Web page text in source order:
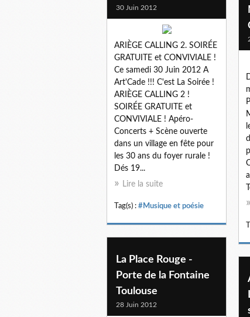
30 Juin 2012
ARIÈGE CALLING 2. SOIRÉE
GRATUITE et CONVIVIALE !
Ce samedi 30 Juin 2012 A
Art'Cade !!! C'est La Soirée !
ARIÈGE CALLING 2 !
SOIRÉE GRATUITE et
CONVIVIALE ! Apéro-
Concerts + Scène ouverte
dans un village en fête pour
les 30 ans du foyer rurale !
Dés 19...
Lire la suite
Tag(s) : #Musique et poésie
La Place Rouge -
Porte de la Fontaine
Toulouse
28 Juin 2012